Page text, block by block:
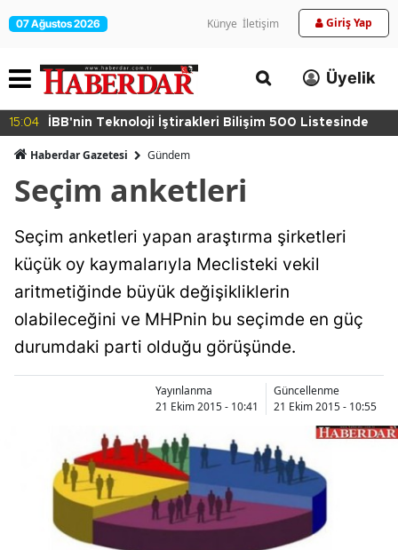
07 Ağustos 2026 Künye İletişim Giriş Yap
Üyelik
15:04 İBB'nin Teknoloji İştirakleri Bilişim 500 Listesinde
Haberdar Gazetesi Gündem
Seçim anketleri
Seçim anketleri yapan araştırma şirketleri
küçük oy kaymalarıyla Meclisteki vekil
aritmetiğinde büyük değişikliklerin
olabileceğini ve MHPnin bu seçimde en güç
durumdaki parti olduğu görüşünde.
Yayınlanma
21 Ekim 2015 - 10:41
Güncellenme
21 Ekim 2015 - 10:55